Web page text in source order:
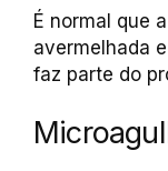
É normal que
avermelhada
faz parte do